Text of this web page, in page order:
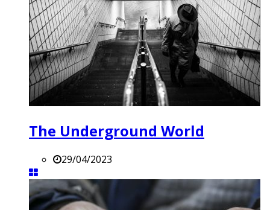
The Underground World
29/04/2023